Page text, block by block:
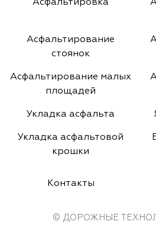
Асфальтировка
Асфальтирование
стоянок
Асфальтирование малых
площадей
Укладка асфальта
Укладка асфальтовой
крошки
Контакты
© ДОРОЖНЫЕ